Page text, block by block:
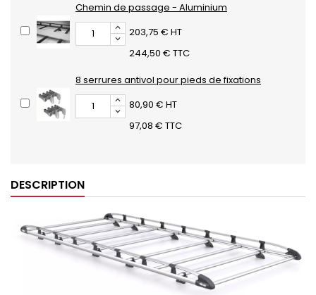
Chemin de passage - Aluminium
203,75 € HT
244,50 € TTC
8 serrures antivol pour pieds de fixations
80,90 € HT
97,08 € TTC
DESCRIPTION